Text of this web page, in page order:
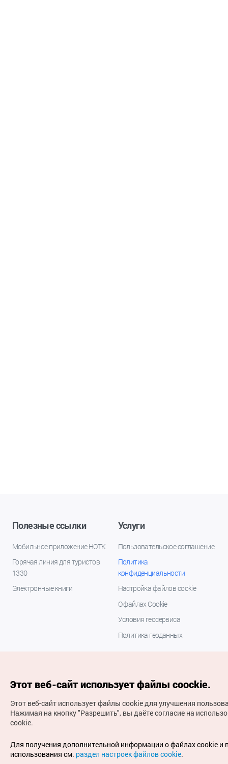
Полезные ссылки
Мобильное приложение НОТК
Горячая линия для туристов
1330
Электронные книги
Услуги
Пользовательское соглашение
Политика
конфиденциальности
Настройка файлов cookie
О файлах Cookie
Условия геосервиса
Политика геоданных
права защищены
Для извещения об ошибках и проблемах, связанных с
работой веб-сайта, направляйте ваши запросы на
Этот веб-сайт использует файлы coockie.
Этот веб-сайт использует файлы cookie для улучшения
Нажимая на кнопку "Разрешить", вы даёте согласие на
cookie.
Для получения дополнительной информации о файлах cookie и
использования см. раздел настроек файлов cookie.